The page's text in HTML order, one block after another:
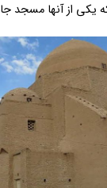
از آنها مسجد